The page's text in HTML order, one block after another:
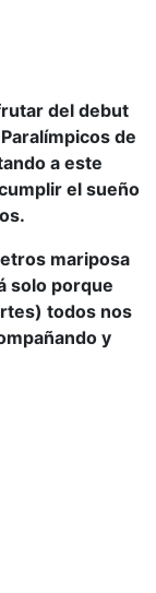
del debut
de
a este
el sueño
mariposa
solo porque
todos nos
y